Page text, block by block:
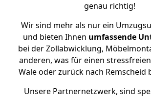
genau richtig!
Wir sind mehr als nur ein
und bieten Ihnen umfassende
bei der Zollabwicklung,
anderen, was für einen
Wale oder zurück nach Remscheid
Unsere Partnernetzwerk, sind